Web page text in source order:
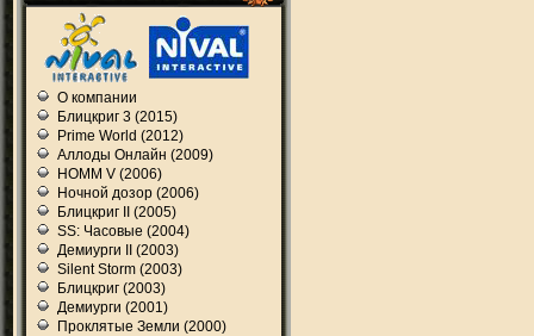
О компании
Блицкриг 3 (2015)
Prime World (2012)
Аллоды Онлайн (2009)
HOMM V (2006)
Ночной дозор (2006)
Блицкриг II (2005)
SS: Часовые (2004)
Демиурги II (2003)
Silent Storm (2003)
Блицкриг (2003)
Демиурги (2001)
Проклятые Земли (2000)